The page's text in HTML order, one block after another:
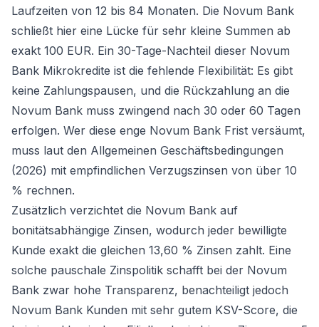
Laufzeiten von 12 bis 84 Monaten. Die Novum Bank
schließt hier eine Lücke für sehr kleine Summen ab
exakt 100 EUR. Ein 30-Tage-Nachteil dieser Novum
Bank Mikrokredite ist die fehlende Flexibilität: Es gibt
keine Zahlungspausen, und die Rückzahlung an die
Novum Bank muss zwingend nach 30 oder 60 Tagen
erfolgen. Wer diese enge Novum Bank Frist versäumt,
muss laut den Allgemeinen Geschäftsbedingungen
(2026) mit empfindlichen Verzugszinsen von über 10
% rechnen.
Zusätzlich verzichtet die Novum Bank auf
bonitätsabhängige Zinsen, wodurch jeder bewilligte
Kunde exakt die gleichen 13,60 % Zinsen zahlt. Eine
solche pauschale Zinspolitik schafft bei der Novum
Bank zwar hohe Transparenz, benachteiligt jedoch
Novum Bank Kunden mit sehr gutem KSV-Score, die